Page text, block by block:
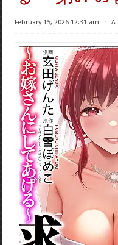
February 15, 2026 12:31 am ⋅